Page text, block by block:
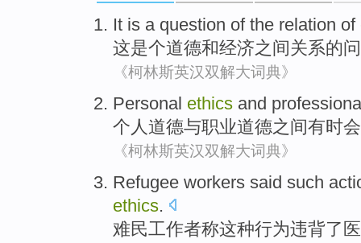
It is a question ofthe relation of
这是个道德和经济之间关系的
《柯林斯英汉双解大词典》
Personal ethics and
个人道德与职业道德之间有时会
《柯林斯英汉双解大词典》
Refugee workers said such
ethics.
难民工作者称这种行为违背了